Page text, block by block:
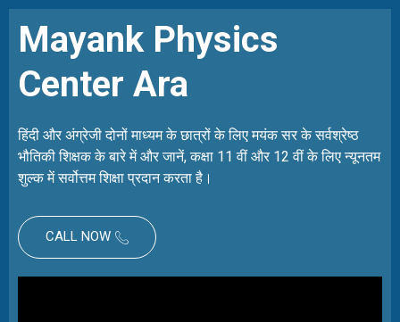
Mayank Physics
Center Ara
हिंदी और अंग्रेजी दोनों माध्यम के छात्रों के लिए मयंक सर के सर्वश्रेष्ठ
भौतिकी शिक्षक के बारे में और जानें, कक्षा 11 वीं और 12 वीं के लिए न्यूनतम
शुल्क में सर्वोत्तम शिक्षा प्रदान करता है।
CALL NOW